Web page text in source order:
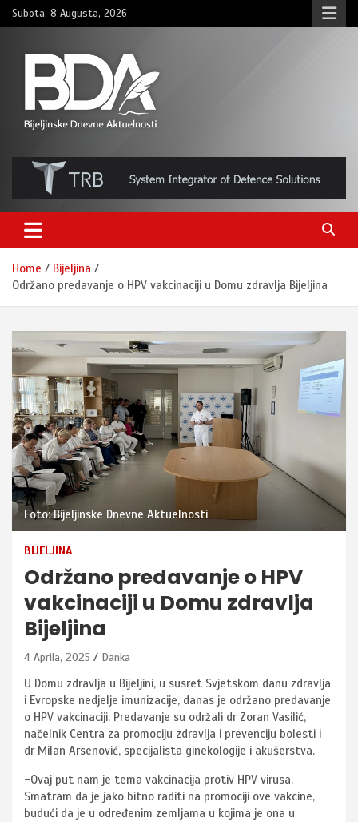
Skip
to
Subota, 8 Augusta, 2026
BNDAN.com
Home
Bijeljina
Održano predavanje o HPV vakcinaciji u Domu zdravlja Bijeljina
Foto: Bijeljinske Dnevne Aktuelnosti
BIJELJINA
Održano predavanje o HPV
vakcinaciji u Domu zdravlja
Bijeljina
4 Aprila, 2025 Danka
U Domu zdravlja u Bijeljini, u susret Svjetskom danu zdravlja
i Evropske nedjelje imunizacije, danas je održano predavanje
o HPV vakcinaciji. Predavanje su održali dr Zoran Vasilić,
načelnik Centra za promociju zdravlja i prevenciju bolesti i
dr Milan Arsenović, specijalista ginekologije i akušerstva.
-Ovaj put nam je tema vakcinacija protiv HPV virusa.
Smatram da je jako bitno raditi na promociji ove vakcine,
budući da je u određenim zemljama u kojima je ona u